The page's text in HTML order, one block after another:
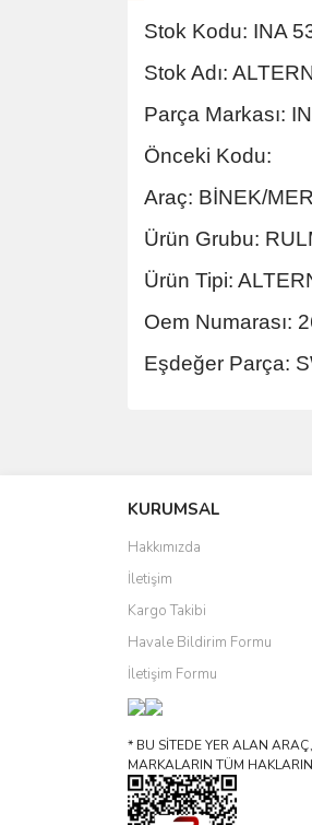
Stok Kodu: INA
Stok Adı:
Parça Markası:
Önceki Kodu:
Araç: BİNEK/
Ürün Grubu:
Ürün Tipi:
Oem Numarası:
Eşdeğer Parça:
Ürün resmi
Ürün
Ürün bilgilerinde
Ürün fiyatı diğer
Bu ürüne benzer
KURUMSAL
Hakkımızda
İletişim
Kargo Takibi
Havale Bildirim Formu
İletişim Formu
* BU SİTEDE YER ALAN
MARKALARIN TÜM